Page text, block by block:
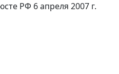
РФ 6 апреля 2007 г.